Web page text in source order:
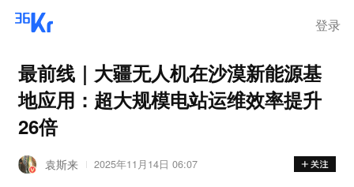
登录
最前线｜大疆无人机在沙漠新能源基
地应用：超大规模电站运维效率提升
26倍
袁斯来 2025年11月14日 06:07